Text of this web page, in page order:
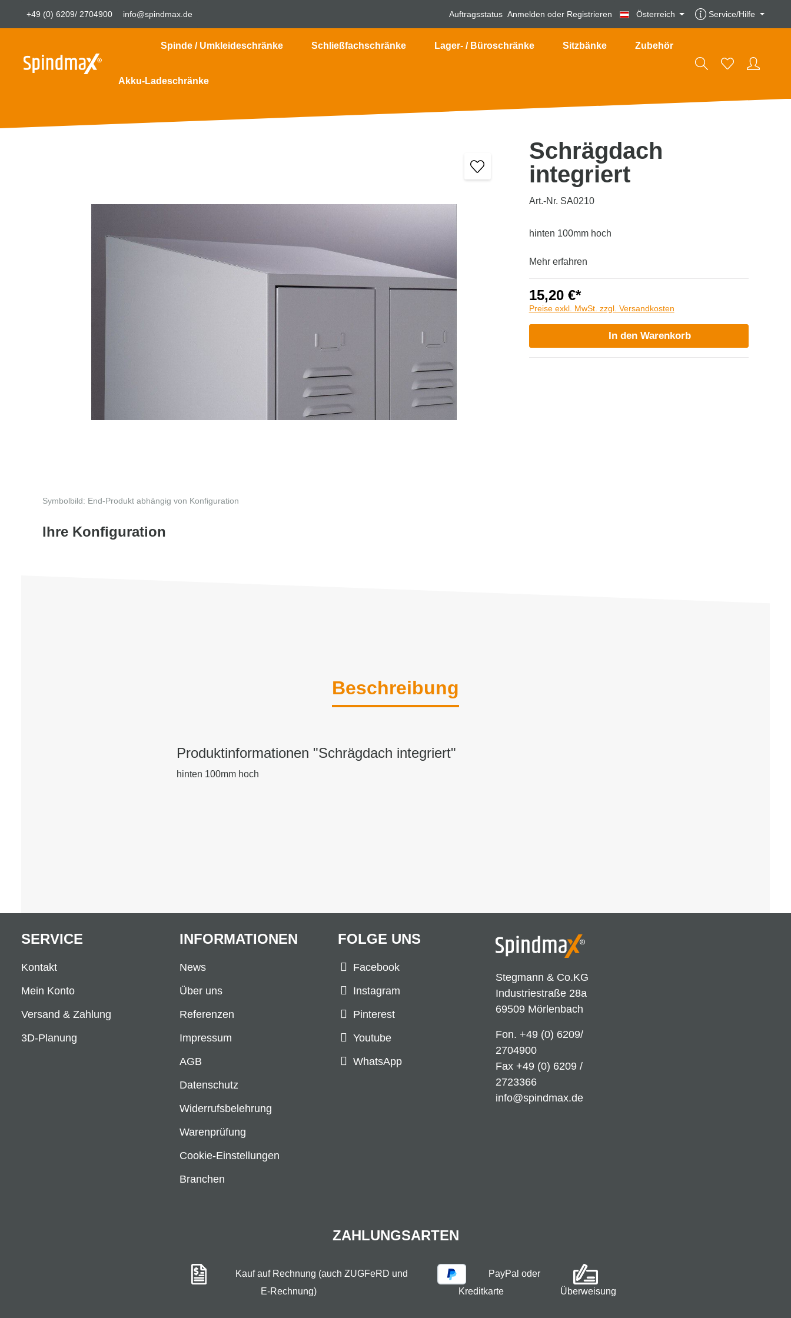
+49 (0) 6209/ 2704900 info@spindmax.de Auftragsstatus Anmelden oder Registrieren Österreich Service/Hilfe
Spinde / Umkleideschränke Schließfachschränke Lager- / Büroschränke Sitzbänke Zubehör
Akku-Ladeschränke
Symbolbild: End-Produkt abhängig von Konfiguration
Ihre Konfiguration
Schrägdach
integriert
Art.-Nr. SA0210
hinten 100mm hoch
Mehr erfahren
15,20 €*
Preise exkl. MwSt. zzgl. Versandkosten
In den Warenkorb
Beschreibung
Produktinformationen "Schrägdach integriert"
hinten 100mm hoch
Stegmann & Co.KG
Industriestraße 28a
69509 Mörlenbach
Fon. +49 (0) 6209/
2704900
Fax +49 (0) 6209 /
2723366
info@spindmax.de
FOLGE UNS
Facebook
Instagram
Pinterest
Youtube
WhatsApp
SERVICE
Kontakt
Mein Konto
Versand & Zahlung
3D-Planung
INFORMATIONEN
News
Über uns
Referenzen
Impressum
AGB
Datenschutz
Widerrufsbelehrung
Warenprüfung
Cookie-Einstellungen
Branchen
ZAHLUNGSARTEN
Kauf auf Rechnung (auch ZUGFeRD und
E-Rechnung)
PayPal oder
Kreditkarte
Überweisung